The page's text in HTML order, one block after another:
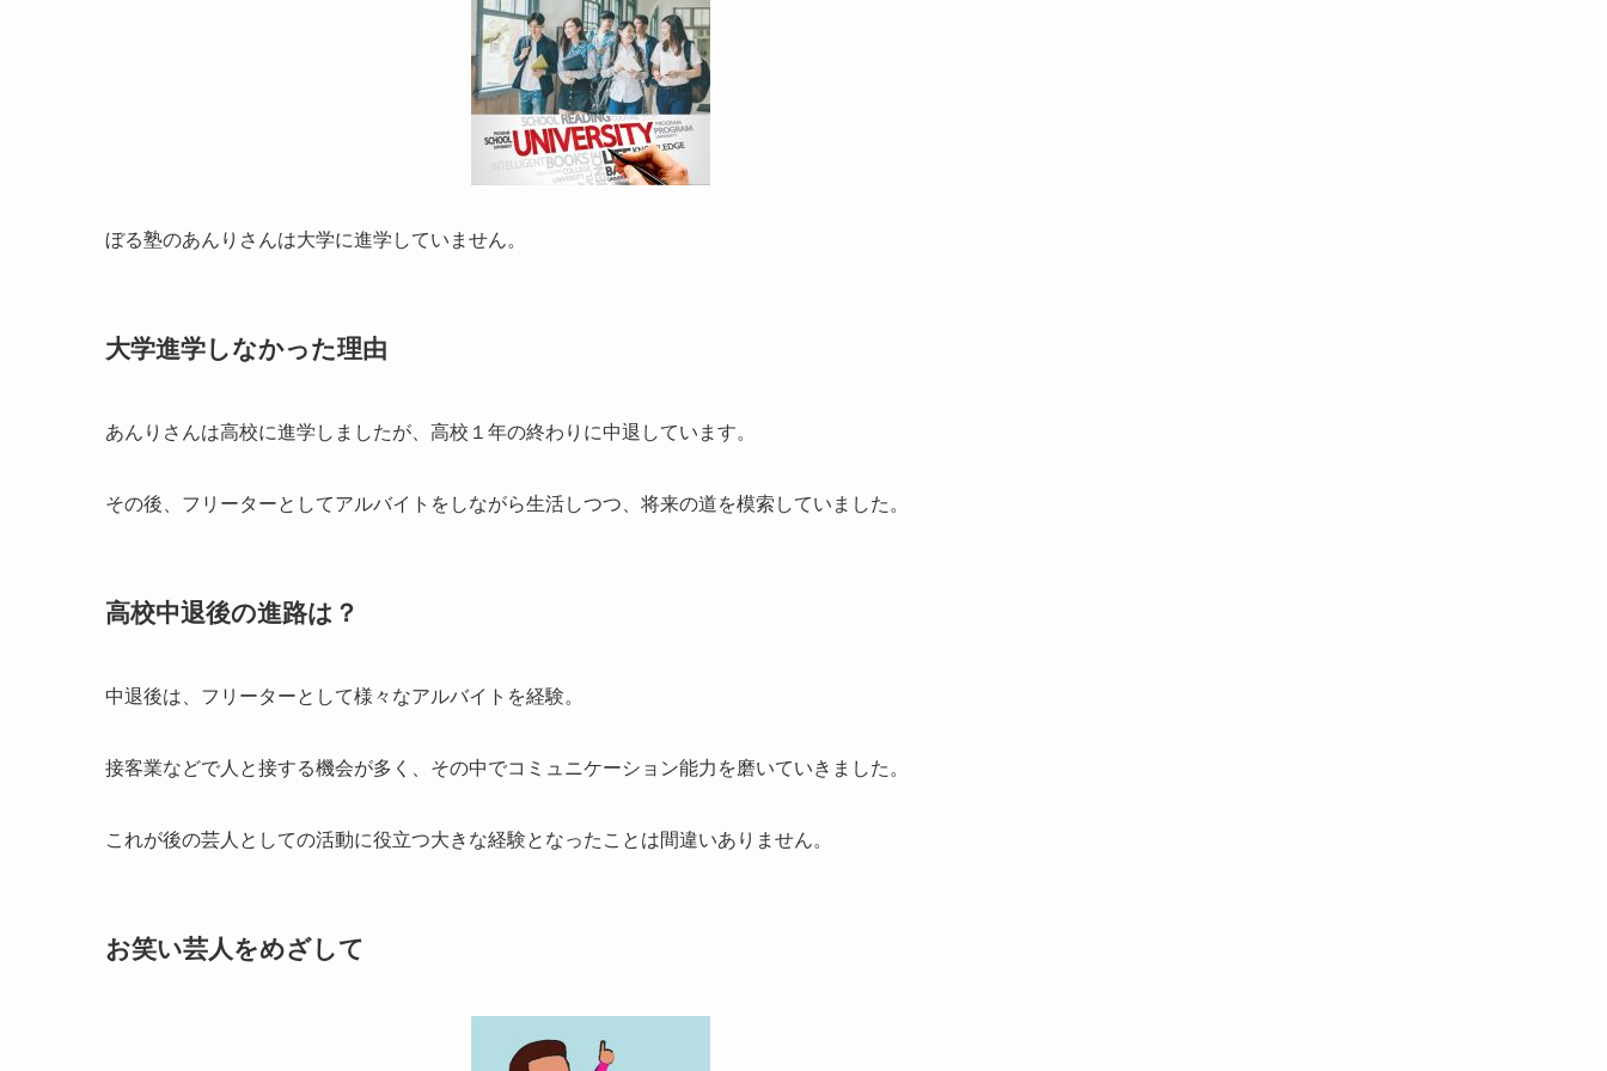
ぼる塾のあんりさんは大学に進学していません。
大学進学しなかった理由
あんりさんは高校に進学しましたが、高校１年の終わりに中退しています。
その後、フリーターとしてアルバイトをしながら生活しつつ、将来の道を模索していました。
高校中退後の進路は？
中退後は、フリーターとして様々なアルバイトを経験。
接客業などで人と接する機会が多く、その中でコミュニケーション能力を磨いていきました。
これが後の芸人としての活動に役立つ大きな経験となったことは間違いありません。
お笑い芸人をめざして